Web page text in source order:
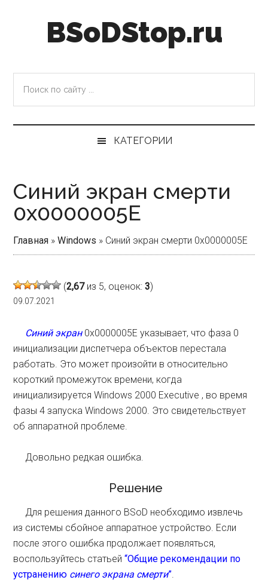
BSoDStop.ru
...
КАТЕГОРИИ
Синий экран смерти
0x0000005E
Главная »Windows » Синий экран смерти 0x0000005E
(2,67из 5, оценок:3)
09.07.2021
Синий экран0x0000005E указывает, что фаза 0
инициализации диспетчера объектов перестала
работать. Это может произойти в относительно
короткий промежуток времени, когда
инициализируется Windows 2000 Executive , во время
фазы 4 запуска Windows 2000. Это свидетельствует
об аппаратной проблеме.
Довольно редкая ошибка.
Решение
Для решения данного BSoD необходимо извлечь
из системы сбойное аппаратное устройство. Если
после этого ошибка продолжает появляться,
воспользуйтесь статьей“Общие рекомендации по
устранению синего экрана смерти”.